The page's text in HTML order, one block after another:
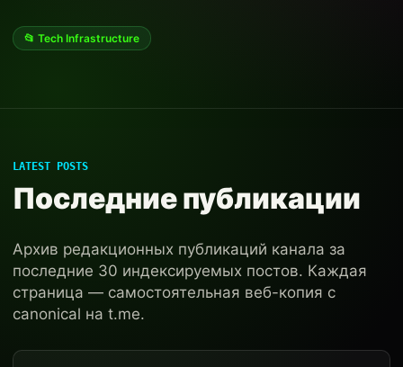
📂 Tech Infrastructure
LATEST POSTS
Последние публикации
Архив редакционных публикаций канала за
последние 30 индексируемых постов. Каждая
страница — самостоятельная веб-копия с
canonical на t.me.